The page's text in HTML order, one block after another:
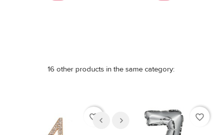
16 other products in the same category:
favorite_border favorite_border